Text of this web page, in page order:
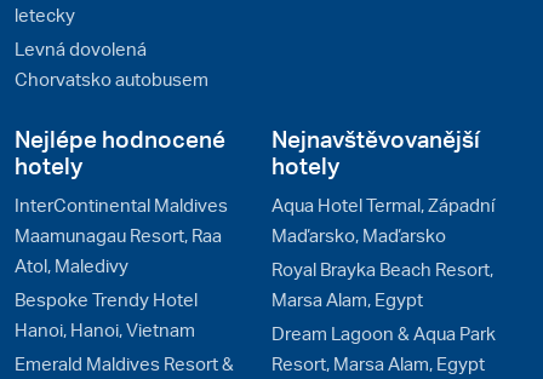
letecky
Levná dovolená
Chorvatsko autobusem
Nejlépe hodnocené
hotely
InterContinental Maldives
Maamunagau Resort, Raa
Atol, Maledivy
Bespoke Trendy Hotel
Hanoi, Hanoi, Vietnam
Emerald Maldives Resort &
Nejnavštěvovanější
hotely
Aqua Hotel Termal, Západní
Maďarsko, Maďarsko
Royal Brayka Beach Resort,
Marsa Alam, Egypt
Dream Lagoon & Aqua Park
Resort, Marsa Alam, Egypt